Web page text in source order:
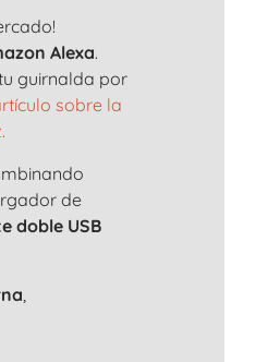
Alexa.
guirnalda por
sobre la
de
doble USB
,